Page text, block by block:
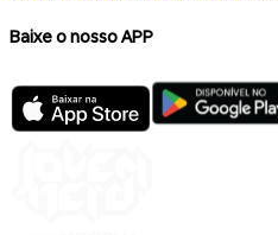
Baixe o nosso APP